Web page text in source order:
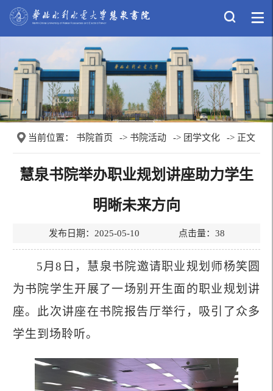
当前位置： 书院首页 -> 书院活动 -> 团学文化 -> 正文
慧泉书院举办职业规划讲座助力学生
明晰未来方向
发布日期：2025-05-10 点击量： 38
5月8 日，慧泉书院邀请职业规划师杨笑圆
为书院学生开展了一场别开生面的职业规划讲
座。此次讲座在书院报告厅举行，吸引了众多
学生到场聆听。